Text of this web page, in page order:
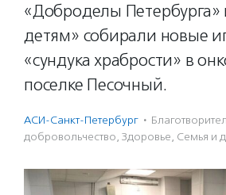
«Доброделы
детям» собирали новые
«сундука храбрости» в
поселке Песочный.
АСИ-Санкт-Петербург ·
доброволь­чест­во, Здоровье, Семья и